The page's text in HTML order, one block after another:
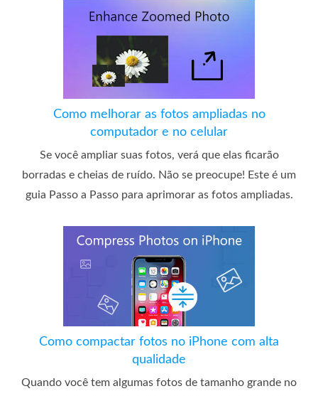
Como melhorar as fotos ampliadas no
computador e no celular
Se você ampliar suas fotos, verá que elas ficarão
borradas e cheias de ruído. Não se preocupe! Este é um
guia Passo a Passo para aprimorar as fotos ampliadas.
Como compactar fotos no iPhone com alta
qualidade
Quando você tem algumas fotos de tamanho grande no